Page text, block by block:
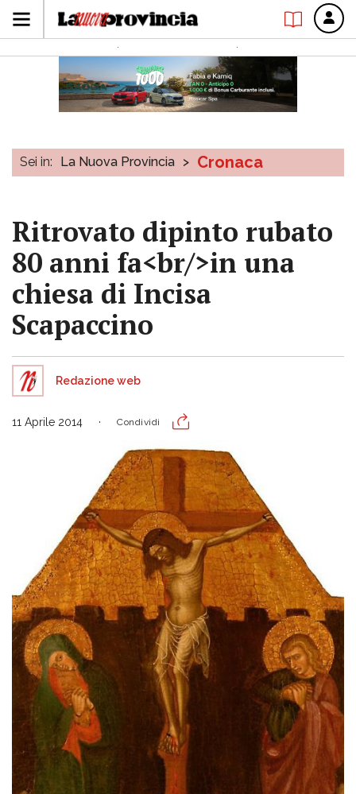
Sei in: La Nuova Provincia > Cronaca
Ritrovato dipinto rubato
80 anni fa<br/>in una
chiesa di Incisa
Scapaccino
Redazione web
11 Aprile 2014 Condividi